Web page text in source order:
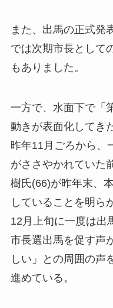
また、出馬の正式発
では次期市長として
もありました。
一方で、水面下で「
動きが表面化してき
昨年11月ごろから、
がささやかれていた
樹氏(66)が昨年末、
していることを明ら
12月上旬に一度は出
市長選出馬を促す声
しい」との周囲の声
進めている。